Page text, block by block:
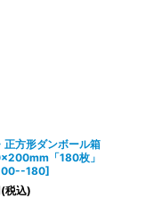
正方形ダンボール箱
「180枚」
180]
(税込)